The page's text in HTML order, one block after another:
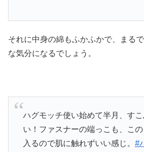
それに中身の綿もふかふかで、まる
な気分になるでしょう。
ハグモッチ使い始めて半月、す
い！ファスナーの端っこも、こ
入るので肌に触れずいい感じ。 #